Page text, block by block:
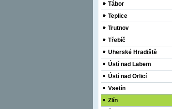
Tábor
Teplice
Trutnov
Třebíč
Uherské Hradiště
Ústí nad Labem
Ústí nad Orlicí
Vsetín
Zlín